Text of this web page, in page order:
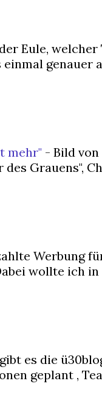
Eule, welcher
genauer
mehr" - Bild von
Grauens",
Werbung
wollte ich
es die
geplant ,